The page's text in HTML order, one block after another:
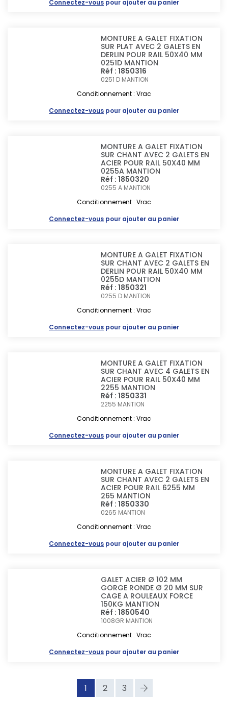
Connectez-vous pour ajouter au panier
MONTURE A GALET FIXATION
SUR PLAT AVEC 2 GALETS EN
DERLIN POUR RAIL 50X40 MM
0251D MANTION
Réf : 1850316
0251 D MANTION
Conditionnement : Vrac
Connectez-vous pour ajouter au panier
MONTURE A GALET FIXATION
SUR CHANT AVEC 2 GALETS EN
ACIER POUR RAIL 50X40 MM
0255A MANTION
Réf : 1850320
0255 A MANTION
Conditionnement : Vrac
Connectez-vous pour ajouter au panier
MONTURE A GALET FIXATION
SUR CHANT AVEC 2 GALETS EN
DERLIN POUR RAIL 50X40 MM
0255D MANTION
Réf : 1850321
0255 D MANTION
Conditionnement : Vrac
Connectez-vous pour ajouter au panier
MONTURE A GALET FIXATION
SUR CHANT AVEC 4 GALETS EN
ACIER POUR RAIL 50X40 MM
2255 MANTION
Réf : 1850331
2255 MANTION
Conditionnement : Vrac
Connectez-vous pour ajouter au panier
MONTURE A GALET FIXATION
SUR CHANT AVEC 2 GALETS EN
ACIER POUR RAIL 6255 MM
265 MANTION
Réf : 1850330
0265 MANTION
Conditionnement : Vrac
Connectez-vous pour ajouter au panier
GALET ACIER Ø 102 MM
GORGE RONDE Ø 20 MM SUR
CAGE A ROULEAUX FORCE
150KG MANTION
Réf : 1850540
1008GR MANTION
Conditionnement : Vrac
Connectez-vous pour ajouter au panier
1 2 3